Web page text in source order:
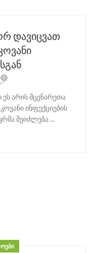
დავიცვათ
0
არის მცენარეთა
ინფექციების
შეიძლება ...